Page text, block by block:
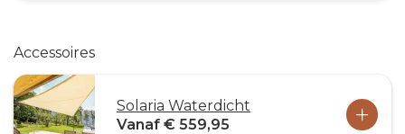
Accessoires
Solaria Waterdicht
Vanaf € 559,95